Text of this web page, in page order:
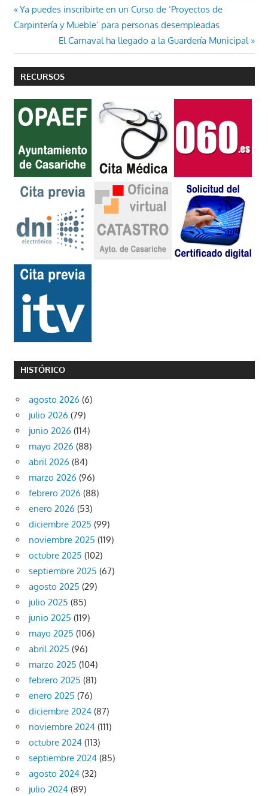
Navegación
de
entradas
Entrada
anterior:
Ya puedes inscribirte en un Curso de ‘Proyectos de
Carpintería y Mueble’ para personas desempleadas
Entrada
siguiente:
El Carnaval ha llegado a la Guardería Municipal
RECURSOS
HISTÓRICO
agosto 2026 (6)
julio 2026 (79)
junio 2026 (114)
mayo 2026 (88)
abril 2026 (84)
marzo 2026 (96)
febrero 2026 (88)
enero 2026 (53)
diciembre 2025 (99)
noviembre 2025 (119)
octubre 2025 (102)
septiembre 2025 (67)
agosto 2025 (29)
julio 2025 (85)
junio 2025 (119)
mayo 2025 (106)
abril 2025 (96)
marzo 2025 (104)
febrero 2025 (81)
enero 2025 (76)
diciembre 2024 (87)
noviembre 2024 (111)
octubre 2024 (113)
septiembre 2024 (85)
agosto 2024 (32)
julio 2024 (89)